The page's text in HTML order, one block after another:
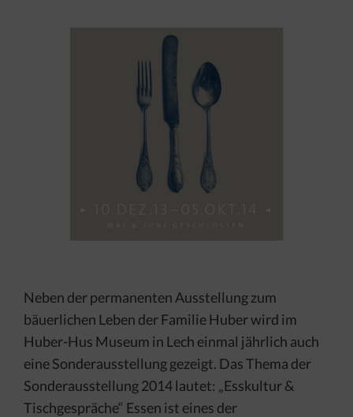
Neben der permanenten Ausstellung zum
bäuerlichen Leben der Familie Huber wird im
Huber-Hus Museum in Lech einmal jährlich auch
eine Sonderausstellung gezeigt. Das Thema der
Sonderausstellung 2014 lautet: „Esskultur &
Tischgespräche“ Essen ist eines der